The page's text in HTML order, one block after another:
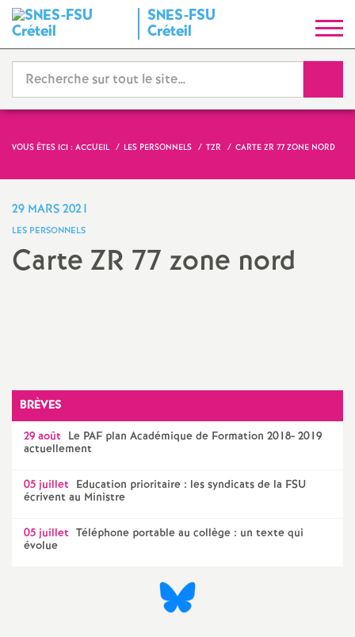
SNES-FSU
Créteil
y
n
d
i
a
a
t
i
VOUS ÊTES ICI : ACCUEIL LES PERSONNELS TZR CARTE ZR 77 ZONE NORD
29 MARS 2021
LES PERSONNELS
Carte ZR 77 zone nord
BRÈVES
29 août Le PAF plan Académique de Formation 2018- 2019
actuellement
05 juillet Education prioritaire : les syndicats de la FSU
écrivent au Ministre
05 juillet Téléphone portable au collège : un texte qui
évolue